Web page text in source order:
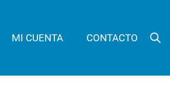
MI CUENTA CONTACTO